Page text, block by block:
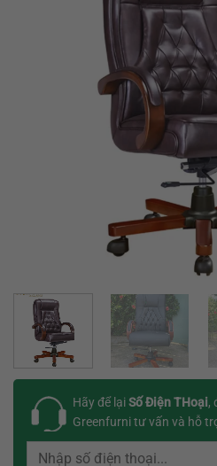
Hãy để lạiSố Điện THoại,
Greenfurni tư vấn và hỗ